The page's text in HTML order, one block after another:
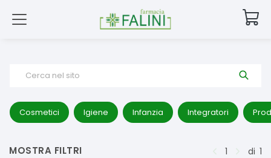
Cerca nel sito
Cosmetici Igiene Infanzia Integratori
MOSTRA FILTRI 1 di 1